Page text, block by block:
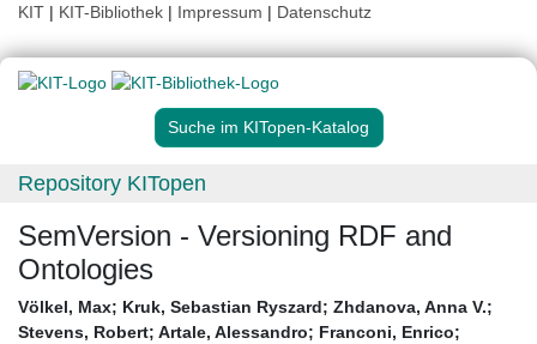
KIT | KIT-Bibliothek | Impressum | Datenschutz
Suche im KITopen-Katalog
Repository KITopen
SemVersion - Versioning RDF and
Ontologies
Völkel, Max; Kruk, Sebastian Ryszard; Zhdanova, Anna V.;
Stevens, Robert; Artale, Alessandro; Franconi, Enrico;